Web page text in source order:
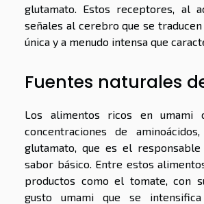
glutamato. Estos receptores, al
señales al cerebro que se
única y a menudo intensa que
Fuentes naturales
Los alimentos ricos en umami
concentraciones de
glutamato, que es el
sabor básico. Entre estos
productos como el tomate, con
gusto umami que se